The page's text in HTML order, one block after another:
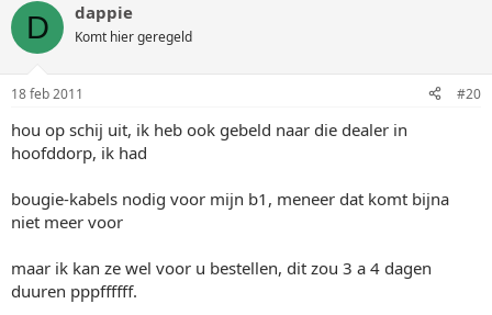
D dappie
Komt hier geregeld
18 feb 2011 #20
hou op schij uit, ik heb ook gebeld naar die dealer in
hoofddorp, ik had
bougie-kabels nodig voor mijn b1, meneer dat komt bijna
niet meer voor
maar ik kan ze wel voor u bestellen, dit zou 3 a 4 dagen
duuren pppffffff.